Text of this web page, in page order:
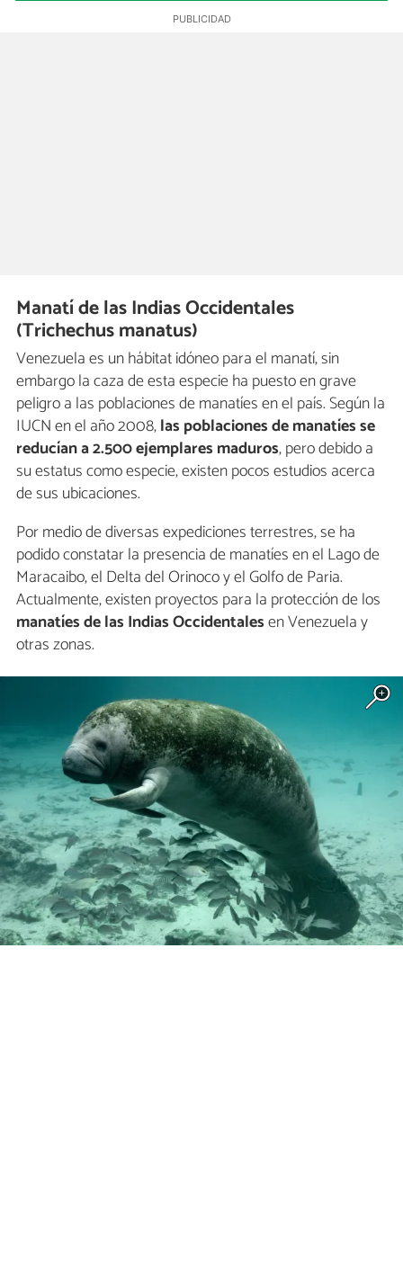
Manatí de las Indias Occidentales
(Trichechus manatus)
Venezuela es un hábitat idóneo para el manatí, sin
embargo la caza de esta especie ha puesto en grave
peligro a las poblaciones de manatíes en el país. Según la
IUCN en el año 2008,las poblaciones de manatíes se
reducían a 2.500 ejemplares maduros, pero debido a
su estatus como especie, existen pocos estudios acerca
de sus ubicaciones.
Por medio de diversas expediciones terrestres, se ha
podido constatar la presencia de manatíes en el Lago de
Maracaibo, el Delta del Orinoco y el Golfo de Paria.
Actualmente, existen proyectos para la protección de los
manatíes de las Indias Occidentalesen Venezuela y
otras zonas.